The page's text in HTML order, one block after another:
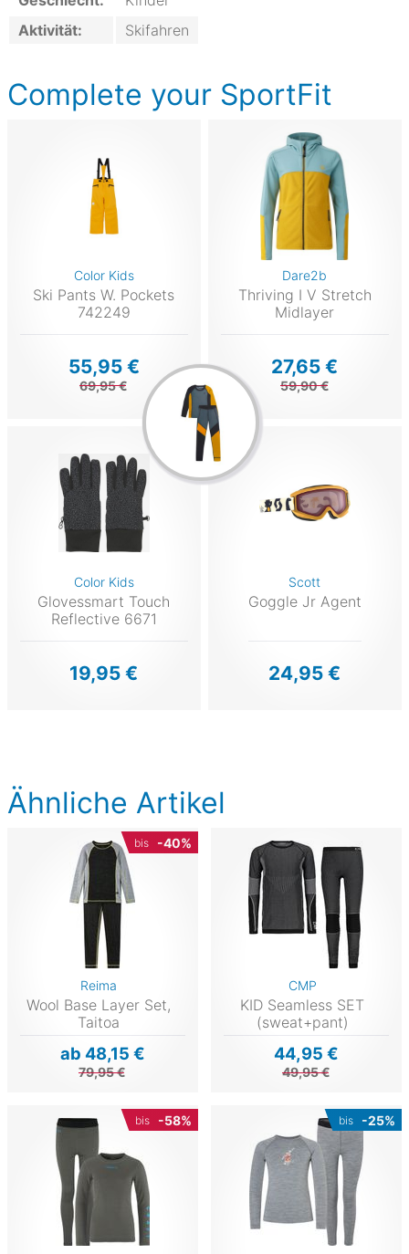
Aktivität:
Skifahren
Complete your SportFit
Color Kids
Ski Pants W. Pockets
742249
55,95 €
69,95 €
Dare2b
Thriving I V Stretch
Midlayer
27,65 €
59,90 €
Color Kids
Glovessmart Touch
Reflective 6671
19,95 €
Scott
Goggle Jr Agent
24,95 €
Ähnliche Artikel
bis -40%
Reima
Wool Base Layer Set,
Taitoa
ab 48,15 €
79,95 €
CMP
KID Seamless SET
(sweat+pant)
44,95 €
49,95 €
bis -58% bis -25%